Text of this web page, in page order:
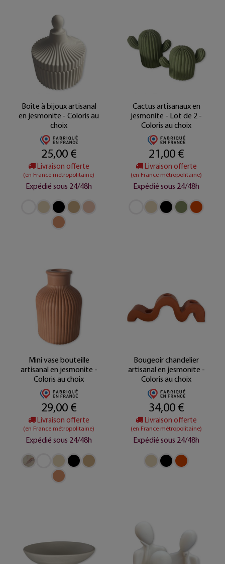
Boîte à bijoux artisanal
en jesmonite - Coloris au
choix
25,00 €
Livraison offerte
(en France métropolitaine)
Expédié sous 24/48h
Cactus artisanaux en
jesmonite - Lot de 2 -
Coloris au choix
21,00 €
Livraison offerte
(en France métropolitaine)
Expédié sous 24/48h
Mini vase bouteille
artisanal en jesmonite -
Coloris au choix
29,00 €
Livraison offerte
(en France métropolitaine)
Expédié sous 24/48h
Bougeoir chandelier
artisanal en jesmonite -
Coloris au choix
34,00 €
Livraison offerte
(en France métropolitaine)
Expédié sous 24/48h